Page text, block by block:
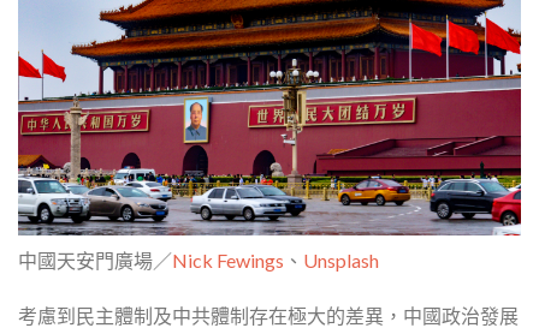
中國天安門廣場／Nick Fewings 、 Unsplash
考慮到民主體制及中共體制存在極大的差異，中國政治發展